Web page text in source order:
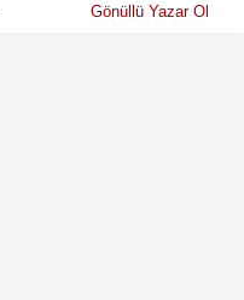
Gönüllü Yazar Ol